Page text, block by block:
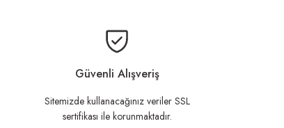
Ürün resmi kalitesiz, bozuk veya görüntülenemiyor.
Ürün açıklamasında eksik bilgiler bulunuyor.
Ürün bilgilerinde hatalar bulunuyor.
Ürün fiyatı diğer sitelerden daha pahalı.
Güvenli Alışveriş
Sitemizde kullanacağınız veriler SSL
sertifikası ile korunmaktadır.